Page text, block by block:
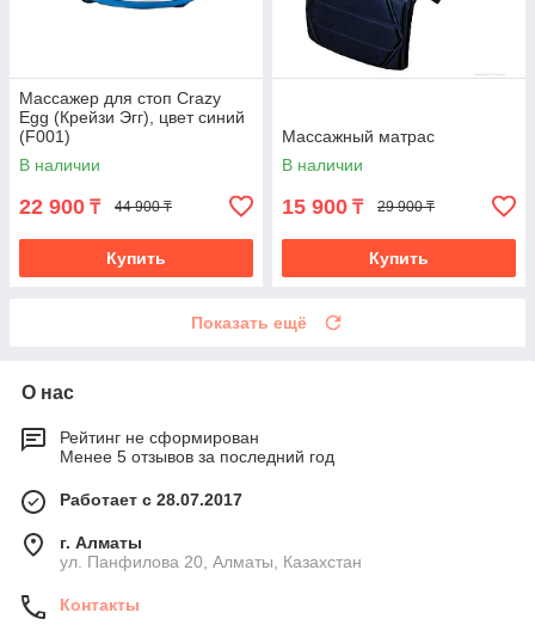
Массажер для стоп Crazy
Egg (Крейзи Эгг), цвет синий
(F001)
В наличии
22 900 ₸ 44 900 ₸
Купить
Массажный матрас
В наличии
15 900 ₸ 29 900 ₸
Купить
Показать ещё
О нас
Рейтинг не сформирован
Менее 5 отзывов за последний год
Работает с 28.07.2017
г. Алматы
ул. Панфилова 20, Алматы, Казахстан
Контакты